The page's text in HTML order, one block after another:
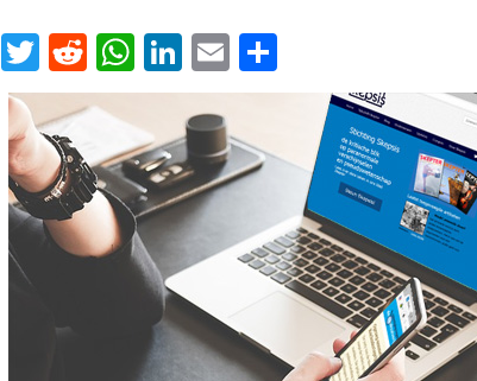
Facebook
Twitter
Reddit
WhatsApp
LinkedIn
Email